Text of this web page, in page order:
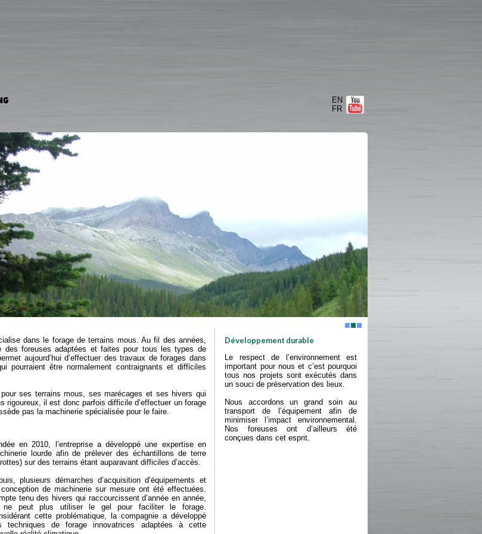
EN
FR
dans le forage de terrains mous. Au fil des années,
des foreuses adaptées et faites pour tous les types de
aujourd’hui d’effectuer des travaux de forages dans
pourraient être normalement contraignants et difficiles
pour ses terrains mous, ses marécages et ses hivers qui
rigoureux, il est donc parfois difficile d’effectuer un forage
pas la machinerie spécialisée pour le faire.
en 2010, l’entreprise a développé une expertise en
lourde afin de prélever des échantillons de terre
sur des terrains étant auparavant difficiles d’accès.
plusieurs démarches d’acquisition d’équipements et
de machinerie sur mesure ont été effectuées.
tenu des hivers qui raccourcissent d’année en année,
ne peut plus utiliser le gel pour faciliter le forage.
cette problématique, la compagnie a développé
techniques de forage innovatrices adaptées à cette
Développement durable
Le respect de l’environnement est
important pour nous et c’est pourquoi
tous nos projets sont exécutés dans
un souci de préservation des lieux.
Nous accordons un grand soin au
transport de l’équipement afin de
minimiser l’impact environnemental.
Nos foreuses ont d’ailleurs été
conçues dans cet esprit.